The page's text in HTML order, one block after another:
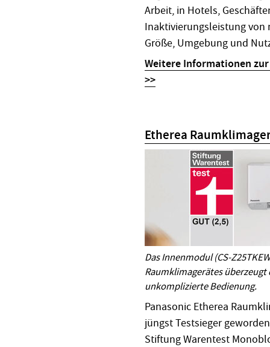
Arbeit, in Hotels,
Inaktivierungsleistung von
Größe, Umgebung und
Weitere Informationen
>>
Etherea
Das Innenmodul (CS-
Raumklimagerätes
unkomplizierte Bedienung.
Panasonic Etherea
jüngst Testsieger
Stiftung Warentest